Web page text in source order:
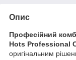
Опис
Професійний
Hots Professional
оригінальним